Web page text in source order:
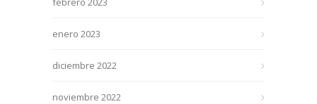
enero 2023
diciembre 2022
noviembre 2022